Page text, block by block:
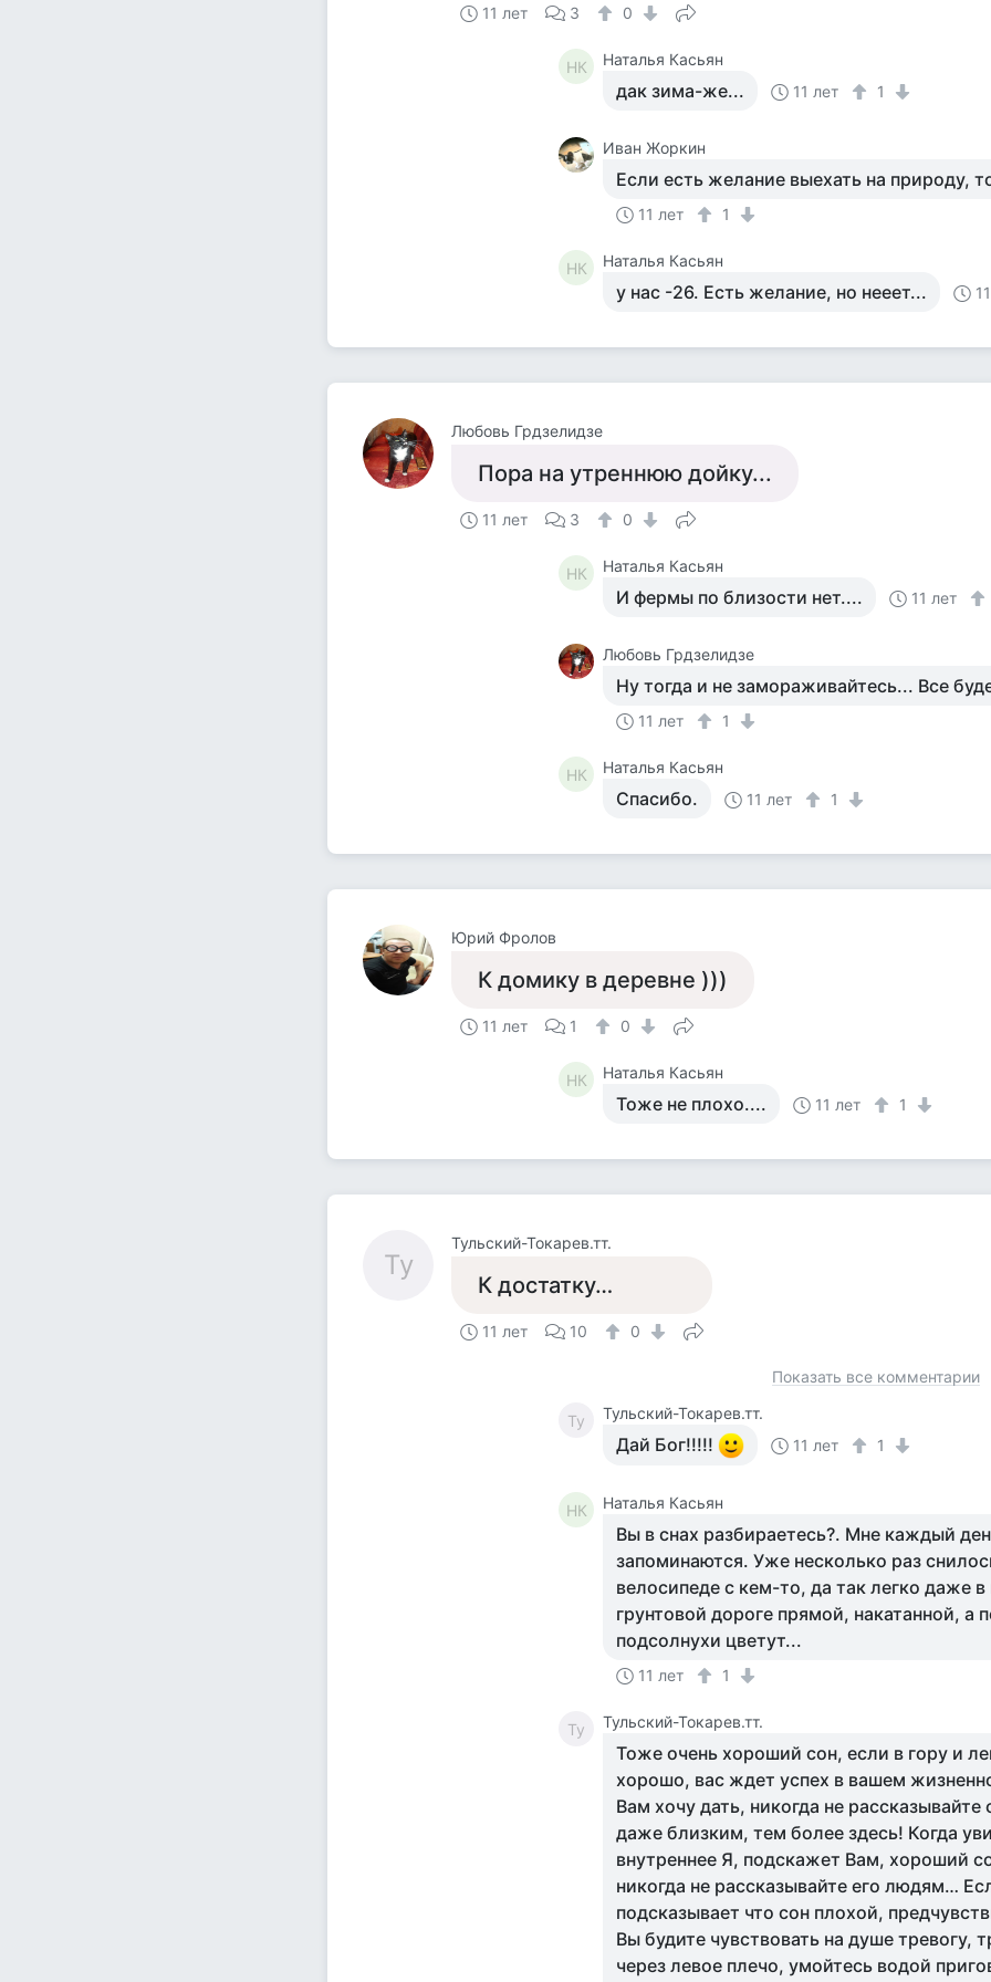
11 лет 3 0
НК Наталья Касьян
дак зима-же... 11 лет 1
Иван Жоркин
Если есть желание выехать на природу,
11 лет 1
НК Наталья Касьян
у нас -26. Есть желание, но нееет...
Любовь Грдзелидзе
Пора на утреннюю дойку...
11 лет 3 0
НК Наталья Касьян
И фермы по близости нет.... 11 лет
Любовь Грдзелидзе
Ну тогда и не замораживайтесь... Все
11 лет 1
НК Наталья Касьян
Спасибо. 11 лет 1
Юрий Фролов
К домику в деревне )))
11 лет 1 0
НК Наталья Касьян
Тоже не плохо.... 11 лет 1
Ту
Тульский-Токарев.тт.
К достатку…
11 лет 10 0
Показать все комментарии
Ту Тульский-Токарев.тт.
Дай Бог!!!!! 11 лет 1
НК Наталья Касьян
Вы в снах разбираетесь?. Мне каждый
запоминаются. Уже несколько раз
велосипеде с кем-то, да так легко даже в
грунтовой дороге прямой, накатанной, а
подсолнухи цветут...
11 лет 1
Ту Тульский-Токарев.тт.
Тоже очень хороший сон, если в гору и
хорошо, вас ждет успех в вашем
Вам хочу дать, никогда не
даже близким, тем более здесь! Когда
внутреннее Я, подскажет Вам, хороший
никогда не рассказывайте его людям…
подсказывает что сон плохой,
Вы будите чувствовать на душе тревогу,
через левое плечо, умойтесь водой